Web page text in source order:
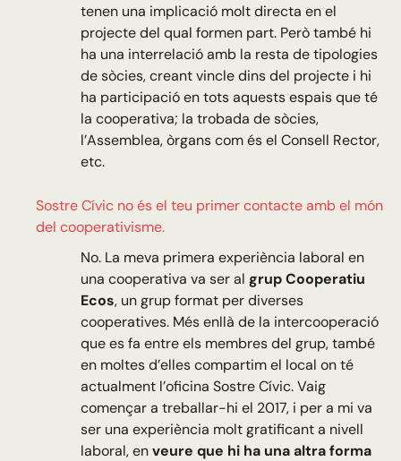
tenen una implicació molt directa en el
projecte del qual formen part. Però també hi
ha una interrelació amb la resta de tipologies
de sòcies, creant vincle dins del projecte i hi
ha participació en tots aquests espais que té
la cooperativa; la trobada de sòcies,
l’Assemblea, òrgans com és el Consell Rector,
etc.
Sostre Cívic no és el teu primer contacte amb el món
del cooperativisme.
No. La meva primera experiència laboral en
una cooperativa va ser al grup Cooperatiu
Ecos, un grup format per diverses
cooperatives. Més enllà de la intercooperació
que es fa entre els membres del grup, també
en moltes d’elles compartim el local on té
actualment l’oficina Sostre Cívic. Vaig
començar a treballar-hi el 2017, i per a mi va
ser una experiència molt gratificant a nivell
laboral, enveure que hi ha una altra forma